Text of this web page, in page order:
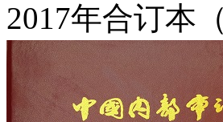
2017年合订本